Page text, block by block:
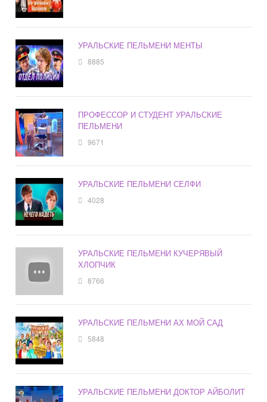
УРАЛЬСКИЕ ПЕЛЬМЕНИ МЕНТЫ
8885
ПРОФЕССОР И СТУДЕНТ УРАЛЬСКИЕ
ПЕЛЬМЕНИ
9671
УРАЛЬСКИЕ ПЕЛЬМЕНИ СЕЛФИ
4028
УРАЛЬСКИЕ ПЕЛЬМЕНИ КУЧЕРЯВЫЙ
ХЛОПЧИК
8766
УРАЛЬСКИЕ ПЕЛЬМЕНИ АХ МОЙ САД
5848
УРАЛЬСКИЕ ПЕЛЬМЕНИ ДОКТОР АЙБОЛИТ